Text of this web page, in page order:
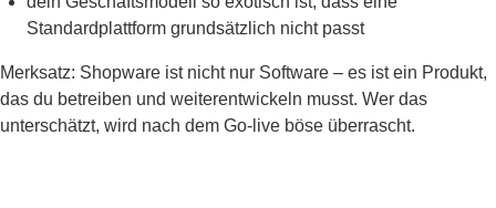
Standardplattform grundsätzlich nicht passt
Merksatz: Shopware ist nicht nur Software – es ist ein Produkt,
das du betreiben und weiterentwickeln musst. Wer das
unterschätzt, wird nach dem Go-live böse überrascht.